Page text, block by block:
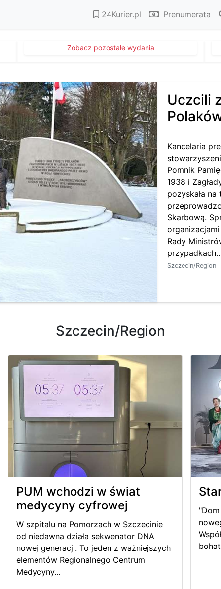
24Kurier.pl Prenumerata
Zobacz pozostałe wydania
Uczcili
Kancelaria
Pomnik
1938 i
pozyskała
Skarbową.
Rady
Szczecin/Region
Szczecin/Region
PUM wchodzi w świat
medycyny cyfrowej
W szpitalu na Pomorzach w Szczecinie
od niedawna działa sekwenator DNA
nowej generacji. To jeden z ważniejszych
elementów Regionalnego Centrum
Medycyny...